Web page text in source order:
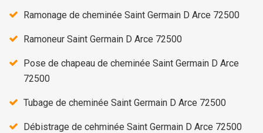
Ramonage de cheminée Saint Germain D Arce 72500
Ramoneur Saint Germain D Arce 72500
Pose de chapeau de cheminée Saint Germain D Arce
72500
Tubage de cheminée Saint Germain D Arce 72500
Débistrage de cehminée Saint Germain D Arce 72500